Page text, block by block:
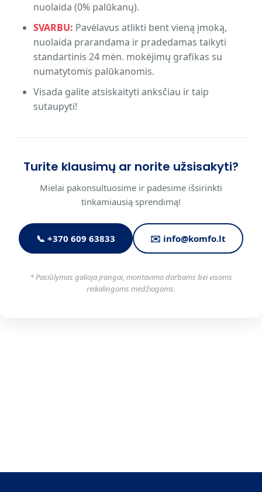
nuolaida (0% palūkanų).
SVARBU: Pavėlavus atlikti bent vieną įmoką,
nuolaida prarandama ir pradedamas taikyti
standartinis 24 mėn. mokėjimų grafikas su
numatytomis palūkanomis.
Visada galite atsiskaityti anksčiau ir taip
sutaupyti!
Turite klausimų ar norite užsisakyti?
Mielai pakonsultuosime ir padėsime išsirinkti
tinkamiausią sprendimą!
📞 +370 609 63833 ✉️ info@komfo.lt
* Pasiūlymas galioja įrangai, montavimo darbams bei visoms
reikalingoms medžiagoms.